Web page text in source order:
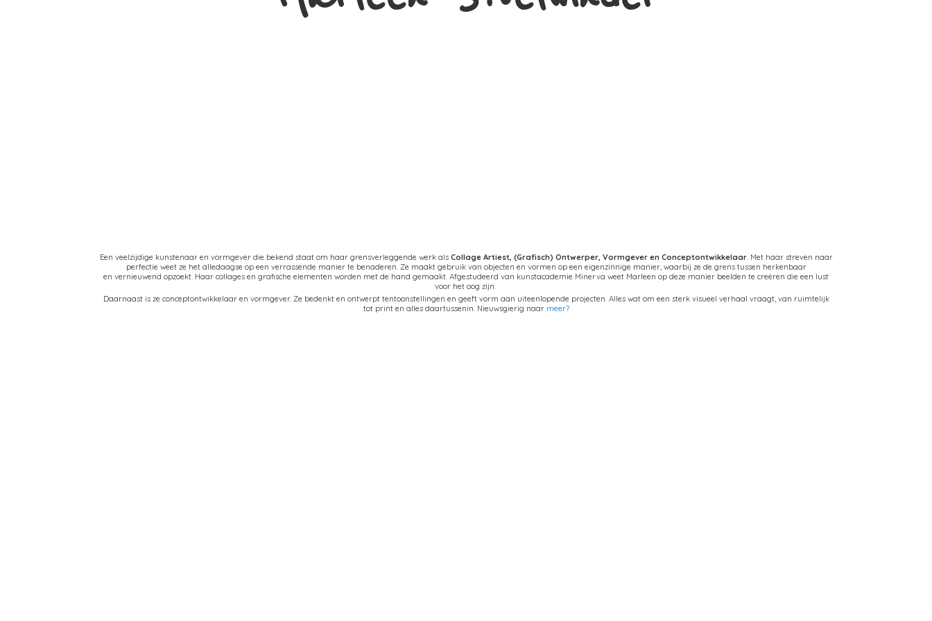
Een veelzijdige kunstenaar en vormgever die bekend staat om haar grensverleggende werk als Collage Artiest, (Grafisch) Ontwerper, Vormgever en Conceptontwikkelaar. Met haar streven naar
perfectie weet ze het alledaagse op een verrassende manier te benaderen. Ze maakt gebruik van objecten en vormen op een eigenzinnige manier, waarbij ze de grens tussen herkenbaar
en vernieuwend opzoekt. Haar collages en grafische elementen worden met de hand gemaakt. Afgestudeerd van kunstacademie Minerva weet Marleen op deze manier beelden te creëren die een lust
voor het oog zijn.
Daarnaast is ze conceptontwikkelaar en vormgever. Ze bedenkt en ontwerpt tentoonstellingen en geeft vorm aan uiteenlopende projecten. Alles wat om een sterk visueel verhaal vraagt, van ruimtelijk
tot print en alles daartussenin. Nieuwsgierig naar meer?